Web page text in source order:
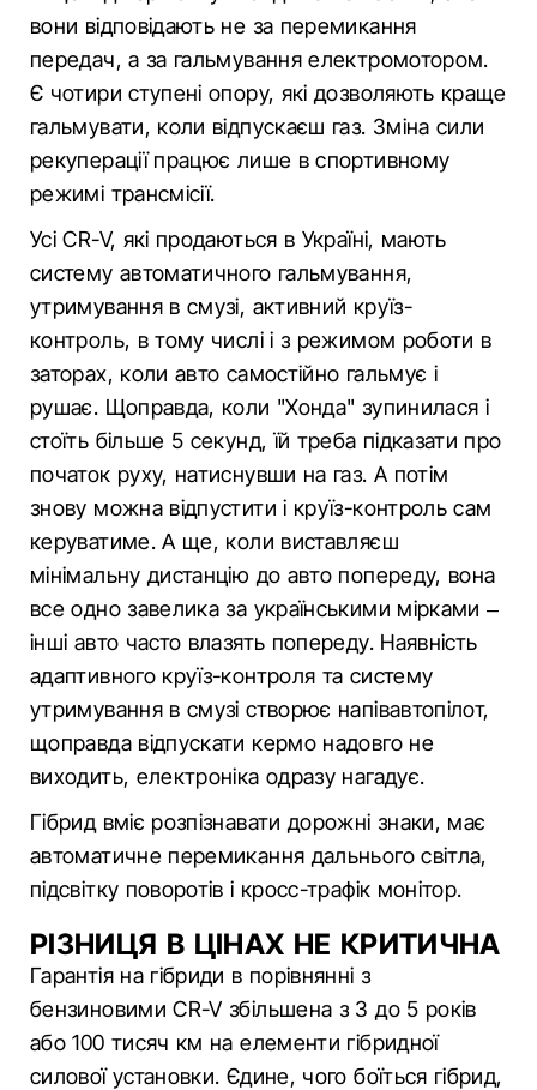
вони відповідають не за перемикання
передач, а за гальмування електромотором.
Є чотири ступені опору, які дозволяють краще
гальмувати, коли відпускаєш газ. Зміна сили
рекуперації працює лише в спортивному
режимі трансмісії.
Усі CR-V, які продаються в Україні, мають
систему автоматичного гальмування,
утримування в смузі, активний круїз-
контроль, в тому числі і з режимом роботи в
заторах, коли авто самостійно гальмує і
рушає. Щоправда, коли "Хонда" зупинилася і
стоїть більше 5 секунд, їй треба підказати про
початок руху, натиснувши на газ. А потім
знову можна відпустити і круїз-контроль сам
керуватиме. А ще, коли виставляєш
мінімальну дистанцію до авто попереду, вона
все одно завелика за українськими мірками –
інші авто часто влазять попереду. Наявність
адаптивного круїз-контроля та систему
утримування в смузі створює напівавтопілот,
щоправда відпускати кермо надовго не
виходить, електроніка одразу нагадує.
Гібрид вміє розпізнавати дорожні знаки, має
автоматичне перемикання дальнього світла,
підсвітку поворотів і кросс-трафік монітор.
РІЗНИЦЯ В ЦІНАХ НЕ КРИТИЧНА
Гарантія на гібриди в порівнянні з
бензиновими CR-V збільшена з 3 до 5 років
або 100 тисяч км на елементи гібридної
силової установки. Єдине, чого боїться гібрид,